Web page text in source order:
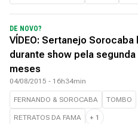
DE NOVO?
VÍDEO: Sertanejo Sorocaba
durante show pela
meses
04/08/2015 - 16h34min
FERNANDO & SOROCABA TOMBO
RETRATOS DA FAMA + 1